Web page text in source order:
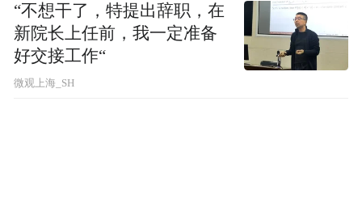
“不想干了，特提出辞职，在
新院长上任前，我一定准备
好交接工作“
微观上海_SH